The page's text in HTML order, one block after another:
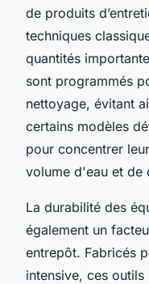
de produits
techniques
quantités
sont programmés
nettoyage, évitant
certains modèles
pour concentrer
volume d'eau et de
La durabilité des
également un
entrepôt. Fabricés
intensive, ces outils